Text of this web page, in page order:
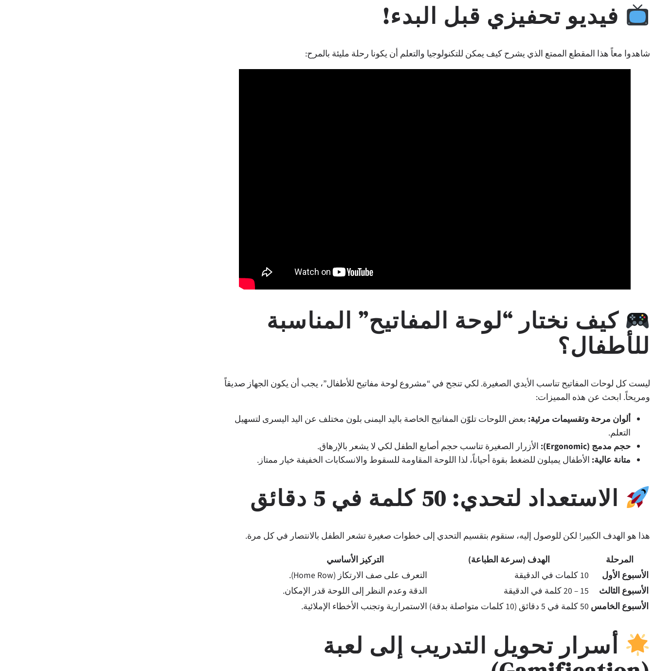
فيديو تحفيزي قبل البدء!
شاهدوا معاً هذا المقطع الممتع الذي يشرح كيف يمكن للتكنولوجيا والتعلم أن يكونا رحلة مليئة بالمرح:
كيف نختار “لوحة المفاتيح” المناسبة
للأطفال؟
ليست كل لوحات المفاتيح تناسب الأيدي الصغيرة. لكي تنجح في “مشروع لوحة مفاتيح للأطفال”، يجب أن يكون الجهاز صديقاً
ومريحاً. ابحث عن هذه المميزات:
ألوان مرحة وتقسيمات مرئية: بعض اللوحات تلوّن المفاتيح الخاصة باليد اليمنى بلون مختلف عن اليد اليسرى لتسهيل
التعلم.
حجم مدمج (Ergonomic):
الأزرار الصغيرة تناسب حجم أصابع الطفل لكي لا يشعر بالإرهاق.
متانة عالية: الأطفال يميلون للضغط بقوة أحياناً، لذا اللوحة المقاومة للسقوط والانسكابات الخفيفة خيار ممتاز.
الاستعداد لتحدي: 50 كلمة في 5 دقائق
هذا هو الهدف الكبير! لكن للوصول إليه، سنقوم بتقسيم التحدي إلى خطوات صغيرة تشعر الطفل بالانتصار في كل مرة.
المرحلة
الهدف (سرعة الطباعة)
التركيز الأساسي
الأسبوع الأول
10 كلمات في الدقيقة
التعرف على صف الارتكاز (Home Row).
الأسبوع الثالث
15 – 20 كلمة في الدقيقة
الدقة وعدم النظر إلى اللوحة قدر الإمكان.
الأسبوع الخامس 50 كلمة في 5 دقائق (10 كلمات متواصلة بدقة) الاستمرارية وتجنب الأخطاء الإملائية.
أسرار تحويل التدريب إلى لعبة